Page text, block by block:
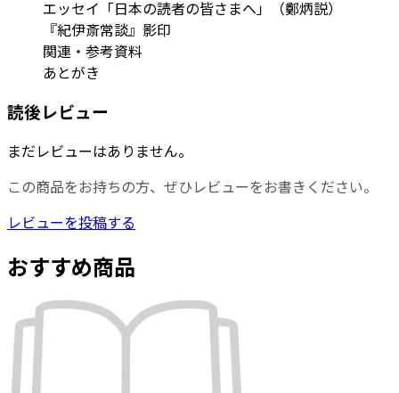
エッセイ「日本の読者の皆さまへ」（鄭炳説）
『紀伊斎常談』影印
関連・参考資料
あとがき
読後レビュー
まだレビューはありません。
この商品をお持ちの方、ぜひレビューをお書きください。
レビューを投稿する
おすすめ商品